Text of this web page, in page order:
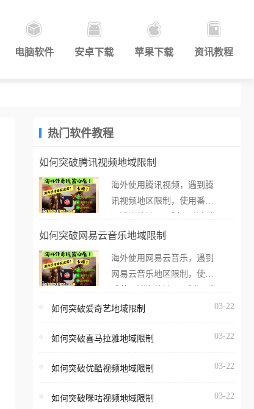
电脑软件 安卓下载 苹果下载 资讯教程
热门软件教程
如何突破腾讯视频地域限制
海外使用腾讯视频，遇到腾
讯视频地区限制，使用番茄
外打开腾讯视频，却突然弹
地区无法播放”的提示语。
海外用户如香港、澳门、台
亚、欧洲等国家和地区时，
台一样，出现地区及版权限
地区播放。 遇到这个问题的
如何突破网易云音乐地域限制
海外使用网易云音乐，遇到
网易云音乐地区限制，使用
在海外打开网易云音乐，却
所在的地区无法播放”的提示
门、台湾、美国、加拿大、
区时，网易云音乐也会像其
如何突破爱奇艺地域限制 03-22
如何突破喜马拉雅地域限制 03-22
如何突破优酷视频地域限制 03-22
如何突破咪咕视频地域限制 03-22